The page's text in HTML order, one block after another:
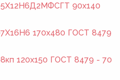
90x140
170x480 ГОСТ 8479
120x150 ГОСТ 8479 - 70